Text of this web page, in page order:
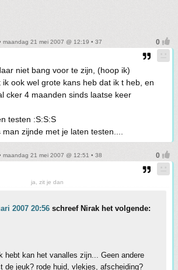
maandag 21 mei 2007 @ 12:19 • 37
niet bang voor te zijn, (hoop ik)
ook wel grote kans heb dat ik t heb, en
cker 4 maanden sinds laatse keer
testen :S:S:S
zijnde met je laten testen....
maandag 21 mei 2007 @ 12:51 • 38
ja, zit je dan
2007 20:56 schreef Nirak het volgende:
hebt kan het vanalles zijn... Geen andere
de jeuk? rode huid, vlekjes, afscheiding?